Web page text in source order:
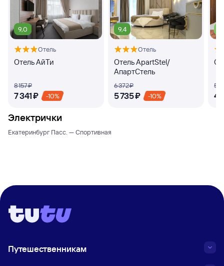
9,0
Отель
Отель АйТи
8 ⁠157 ⁠₽
7 ⁠341 ⁠₽ -10%
9,4
Отель
Отель ApartStel/
АпартСтель
6 ⁠372 ⁠₽
5 ⁠735 ⁠₽ -10%
5
4
Электрички
Екатеринбург Пасс. — Спортивная
Путешественникам